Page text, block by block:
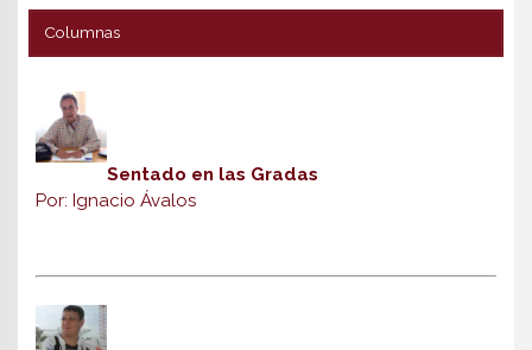
Columnas
Sentado en las Gradas
Por: Ignacio Ávalos